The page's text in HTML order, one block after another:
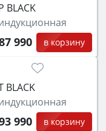
BLACK
990 в корзину
BLACK
990 в корзину